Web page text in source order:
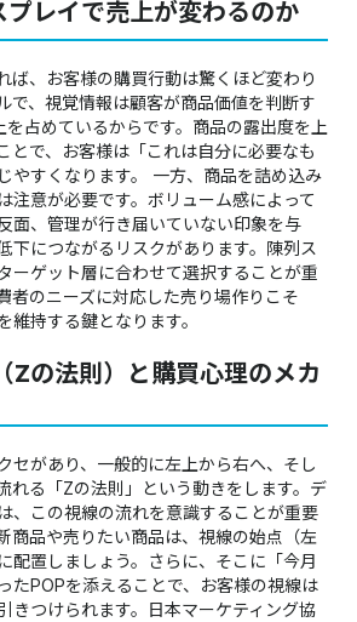
プレイで売上が変わるのか
ば、お客様の購買行動は驚くほど変わり
で、視覚情報は顧客が商品価値を判断す
占めているからです。商品の露出度を上
とで、お客様は「これは自分に必要なも
やすくなります。 一方、商品を詰め込み
注意が必要です。ボリューム感によって
面、管理が行き届いていない印象を与
下につながるリスクがあります。陳列ス
ーゲット層に合わせて選択することが重
者のニーズに対応した売り場作りこそ
維持する鍵となります。
Zの法則）と購買心理のメカ
セがあり、一般的に左上から右へ、そし
れる「Zの法則」という動きをします。デ
、この視線の流れを意識することが重要
商品や売りたい商品は、視線の始点（左
配置しましょう。さらに、そこに「今月
たPOPを添えることで、お客様の視線は
きつけられます。日本マーケティング協